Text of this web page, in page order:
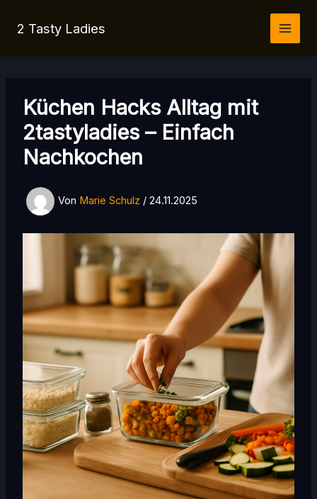
Inhalt2 Tasty Ladies
Küchen Hacks Alltag mit
2tastyladies – Einfach
Nachkochen
Von Marie Schulz / 24.11.2025